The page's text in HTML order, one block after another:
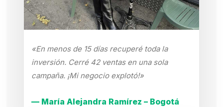
«En menos de 15 días recuperé toda la
inversión. Cerré 42 ventas en una sola
campaña. ¡Mi negocio explotó!»
— María Alejandra Ramírez – Bogotá